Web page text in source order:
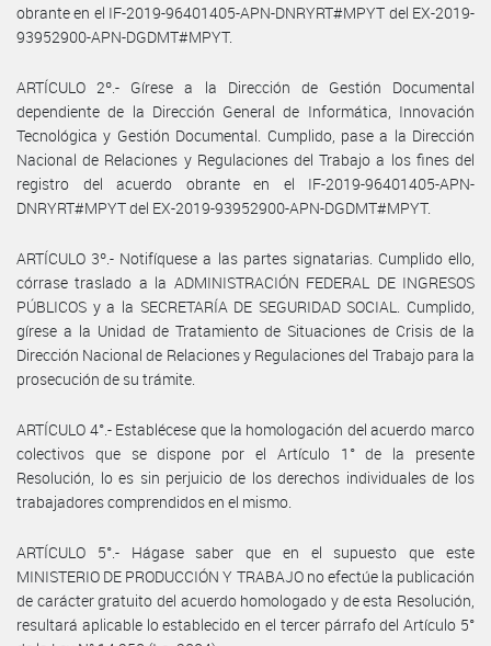
obrante en el IF-2019-96401405-APN-DNRYRT#MPYT del EX-2019-
93952900-APN-DGDMT#MPYT.
ARTÍCULO 2º.- Gírese a la Dirección de Gestión Documental
dependiente de la Dirección General de Informática, Innovación
Tecnológica y Gestión Documental. Cumplido, pase a la Dirección
Nacional de Relaciones y Regulaciones del Trabajo a los fines del
registro del acuerdo obrante en el IF-2019-96401405-APN-
DNRYRT#MPYT del EX-2019-93952900-APN-DGDMT#MPYT.
ARTÍCULO 3º.- Notifíquese a las partes signatarias. Cumplido ello,
córrase traslado a la ADMINISTRACIÓN FEDERAL DE INGRESOS
PÚBLICOS y a la SECRETARÍA DE SEGURIDAD SOCIAL. Cumplido,
gírese a la Unidad de Tratamiento de Situaciones de Crisis de la
Dirección Nacional de Relaciones y Regulaciones del Trabajo para la
prosecución de su trámite.
ARTÍCULO 4°.- Establécese que la homologación del acuerdo marco
colectivos que se dispone por el Artículo 1° de la presente
Resolución, lo es sin perjuicio de los derechos individuales de los
trabajadores comprendidos en el mismo.
ARTÍCULO 5°.- Hágase saber que en el supuesto que este
MINISTERIO DE PRODUCCIÓN Y TRABAJO no efectúe la publicación
de carácter gratuito del acuerdo homologado y de esta Resolución,
resultará aplicable lo establecido en el tercer párrafo del Artículo 5°